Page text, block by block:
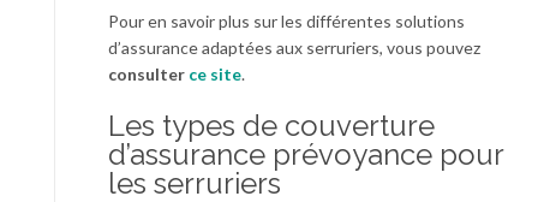
Pour en savoir plus sur les différentes solutions
d’assurance adaptées aux serruriers, vous pouvez
consulter ce site.
Les types de couverture
d’assurance prévoyance pour
les serruriers